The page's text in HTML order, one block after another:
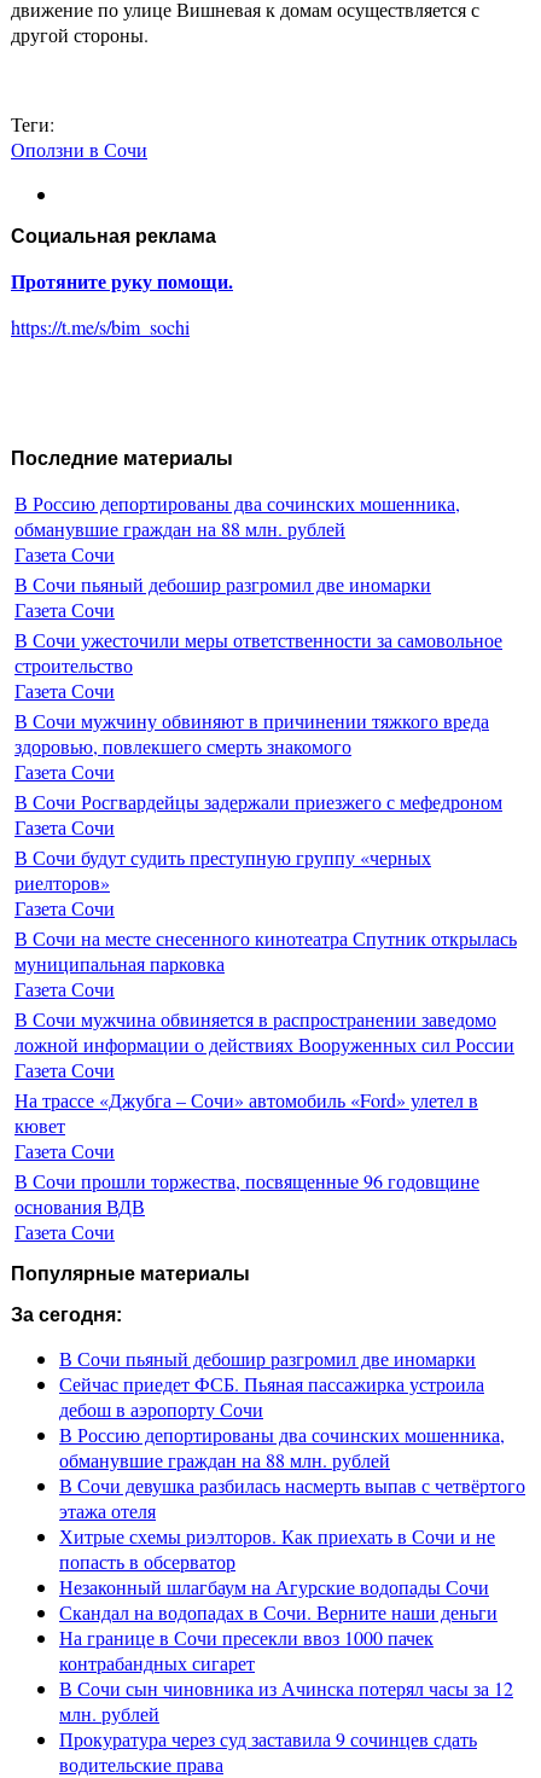
движение по улице Вишневая к домам осуществляется с
другой стороны.
Теги:
Оползни в Сочи
Социальная реклама
Протяните руку помощи.
https://t.me/s/bim_sochi
Последние материалы
В Россию депортированы два сочинских мошенника,
обманувшие граждан на 88 млн. рублей
Газета Сочи
В Сочи пьяный дебошир разгромил две иномарки
Газета Сочи
В Сочи ужесточили меры ответственности за самовольное
строительство
Газета Сочи
В Сочи мужчину обвиняют в причинении тяжкого вреда
здоровью, повлекшего смерть знакомого
Газета Сочи
В Сочи Росгвардейцы задержали приезжего с мефедроном
Газета Сочи
В Сочи будут судить преступную группу «черных
риелторов»
Газета Сочи
В Сочи на месте снесенного кинотеатра Спутник открылась
муниципальная парковка
Газета Сочи
В Сочи мужчина обвиняется в распространении заведомо
ложной информации о действиях Вооруженных сил России
Газета Сочи
На трассе «Джубга – Сочи» автомобиль «Ford» улетел в
кювет
Газета Сочи
В Сочи прошли торжества, посвященные 96 годовщине
основания ВДВ
Газета Сочи
Популярные материалы
За сегодня:
В Сочи пьяный дебошир разгромил две иномарки
Сейчас приедет ФСБ. Пьяная пассажирка устроила
дебош в аэропорту Сочи
В Россию депортированы два сочинских мошенника,
обманувшие граждан на 88 млн. рублей
В Сочи девушка разбилась насмерть выпав с четвёртого
этажа отеля
Хитрые схемы риэлторов. Как приехать в Сочи и не
попасть в обсерватор
Незаконный шлагбаум на Агурские водопады Сочи
Скандал на водопадах в Сочи. Верните наши деньги
На границе в Сочи пресекли ввоз 1000 пачек
контрабандных сигарет
В Сочи сын чиновника из Ачинска потерял часы за 12
млн. рублей
Прокуратура через суд заставила 9 сочинцев сдать
водительские права